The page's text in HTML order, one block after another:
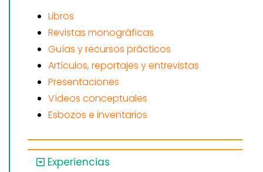
Libros
Revistas monográficas
Guías y recursos prácticos
Artículos, reportajes y entrevistas
Presentaciones
Vídeos conceptuales
Esbozos e inventarios
Experiencias